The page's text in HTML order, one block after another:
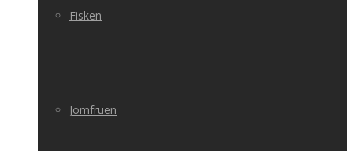
Fisken
Jomfruen